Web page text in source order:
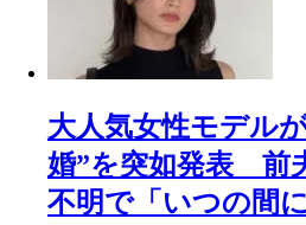
大人気女性モデル
婚”を突如発表 前
不明で「いつの間